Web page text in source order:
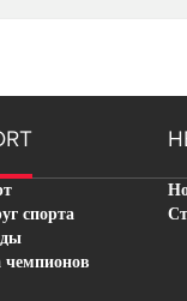
спорта
чемпионов